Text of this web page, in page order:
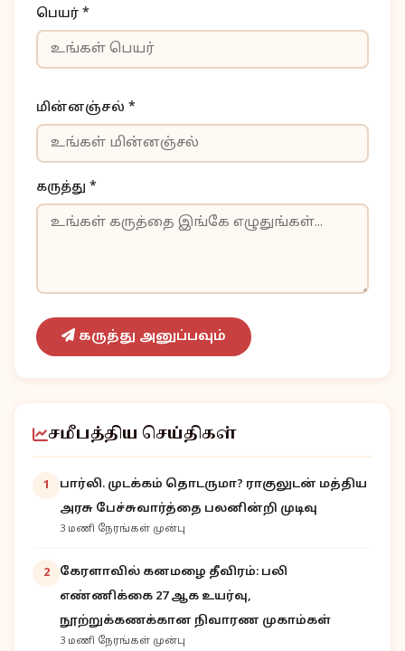
பெயர் *
மின்னஞ்சல் *
கருத்து *
கருத்து அனுப்பவும்
சமீபத்திய செய்திகள்
1
பார்லி. முடக்கம் தொடருமா? ராகுலுடன் மத்திய
அரசு பேச்சுவார்த்தை பலனின்றி முடிவு
3 மணி நேரங்கள் முன்பு
2
கேரளாவில் கனமழை தீவிரம்: பலி
எண்ணிக்கை 27 ஆக உயர்வு,
நூற்றுக்கணக்கான நிவாரண முகாம்கள்
3 மணி நேரங்கள் முன்பு